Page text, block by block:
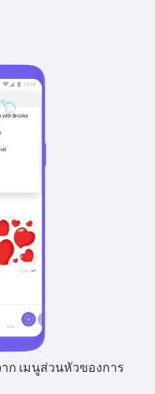
าก เมนูส่วนหัวของการ